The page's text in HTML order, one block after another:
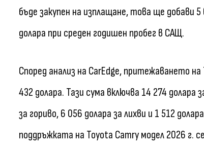
бъде закупен на изплащане, това ще добави
долара при среден годишен пробег в САЩ.
Според анализ на CarEdge, притежаването
432 долара. Тази сума включва 14 274 долара
за гориво, 6 056 долара за лихви и 1 512
поддръжката на Toyota Camry модел 2026 г.